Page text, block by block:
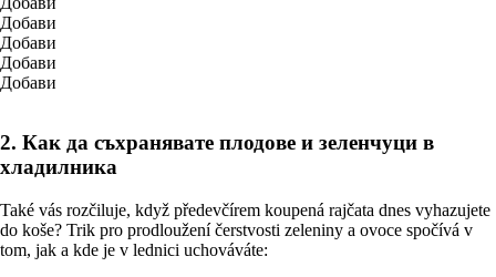
Добави
Добави
Добави
Добави
2. Как да съхранявате плодове и зеленчуци в
хладилника
Také vás rozčiluje, když předevčírem koupená rajčata dnes vyhazujete
do koše? Trik pro prodloužení čerstvosti zeleniny a ovoce spočívá v
tom, jak a kde je v lednici uchováváte: